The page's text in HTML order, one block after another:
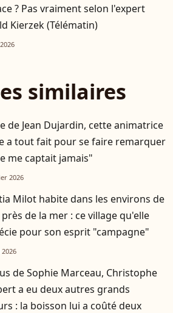
? Pas vraiment selon l'expert
Kierzek (Télématin)
similaires
de Jean Dujardin, cette animatrice
a tout fait pour se faire remarquer
me captait jamais"
2026
Milot habite dans les environs de
près de la mer : ce village qu'elle
pour son esprit "campagne"
de Sophie Marceau, Christophe
a eu deux autres grands
: la boisson lui a coûté deux